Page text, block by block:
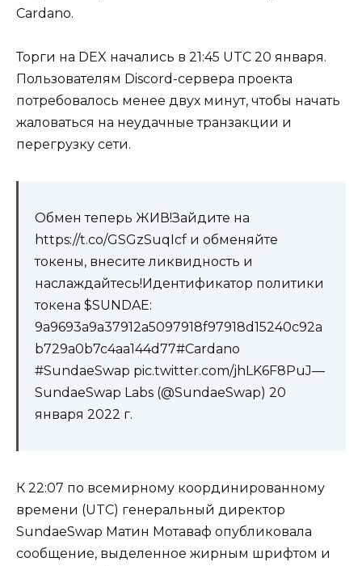
Cardano.
Торги на DEX начались в 21:45 UTC 20 января.
Пользователям Discord-сервера проекта
потребовалось менее двух минут, чтобы начать
жаловаться на неудачные транзакции и
перегрузку сети.
Обмен теперь ЖИВ!Зайдите на
https://t.co/GSGzSuqIcf и обменяйте
токены, внесите ликвидность и
наслаждайтесь!Идентификатор политики
токена $SUNDAE:
9a9693a9a37912a5097918f97918d15240c92a
b729a0b7c4aa144d77#Cardano
#SundaeSwap pic.twitter.com/jhLK6F8PuJ—
SundaeSwap Labs (@SundaeSwap) 20
января 2022 г.
К 22:07 по всемирному координированному
времени (UTC) генеральный директор
SundaeSwap Матин Мотаваф опубликовала
сообщение, выделенное жирным шрифтом и